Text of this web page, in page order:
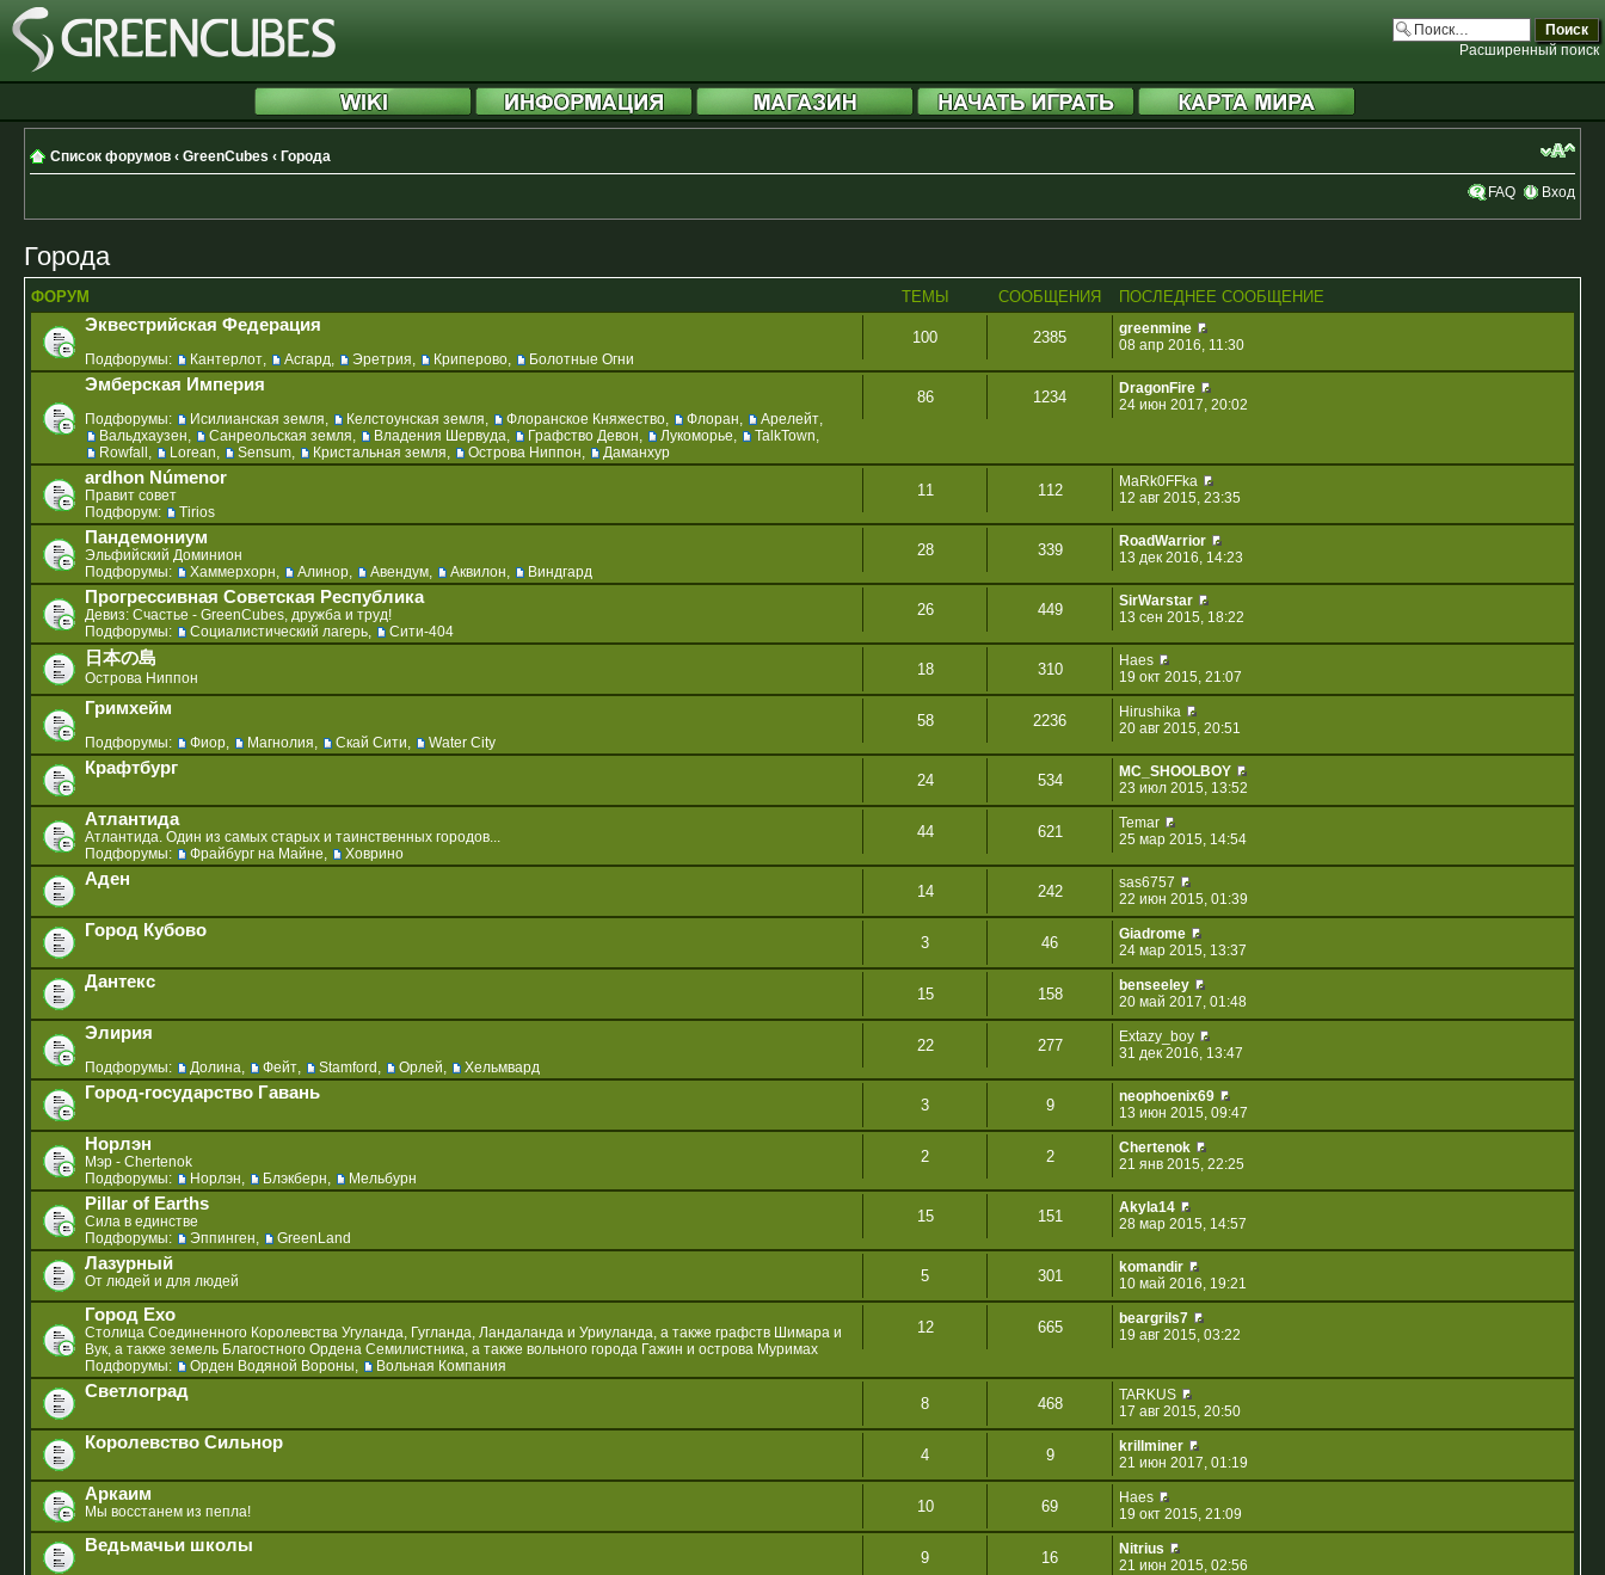
Расширенный поиск
Список форумов ‹ GreenCubes ‹ Города
FAQ Вход
Города
ФОРУМ ТЕМЫ СООБЩЕНИЯ ПОСЛЕДНЕЕ СООБЩЕНИЕ
Эквестрийская Федерация
Подфорумы: Кантерлот, Асгард, Эретрия, Криперово, Болотные Огни
100 2385
greenmine
08 апр 2016, 11:30
Эмберская Империя
Подфорумы: Исилианская земля, Келстоунская земля, Флоранское Княжество, Флоран, Арелейт,
Вальдхаузен, Санреольская земля, Владения Шервуда, Графство Девон, Лукоморье, TalkTown,
Rowfall , Lorean, Sensum, Кристальная земля, Острова Ниппон, Даманхур
86 1234
DragonFire
24 июн 2017, 20:02
ardhon Númenor
Правит совет
Подфорум:
Tirios
11 112
MaRk0FFka
12 авг 2015, 23:35
Пандемониум
Эльфийский Доминион
Подфорумы:
Хаммерхорн, Алинор, Авендум, Аквилон, Виндгард
28 339
RoadWarrior
13 дек 2016, 14:23
Прогрессивная Советская Республика
Девиз: Счастье - GreenCubes, дружба и труд!
Подфорумы:
Социалистический лагерь, Сити-404
26 449
SirWarstar
13 сен 2015, 18:22
日本の島
Острова Ниппон 18 310
Haes
19 окт 2015, 21:07
Гримхейм
Подфорумы: Фиор, Магнолия, Скай Сити, Water City
58 2236
Hirushika
20 авг 2015, 20:51
Крафтбург
24 534
MC_SHOOLBOY
23 июл 2015, 13:52
Атлантида
Атлантида. Один из самых старых и таинственных городов...
Подфорумы:
Фрайбург на Майне, Ховрино
44 621
Temar
25 мар 2015, 14:54
Аден
14 242
sas6757
22 июн 2015, 01:39
Город Кубово
3 46
Giadrome
24 мар 2015, 13:37
Дантекс
15 158
benseeley
20 май 2017, 01:48
Элирия
Подфорумы: Долина, Фейт, Stamford , Орлей, Хельмвард
22 277
Extazy_boy
31 дек 2016, 13:47
Город-государство Гавань
3 9
neophoenix69
13 июн 2015, 09:47
Норлэн
Мэр - Chertenok
Подфорумы:
Норлэн, Блэкберн, Мельбурн
2 2
Chertenok
21 янв 2015, 22:25
Pillar of Earths
Сила в единстве
Подфорумы:
Эппинген, GreenLand
15 151
Akyla14
28 мар 2015, 14:57
Лазурный
От людей и для людей 5 301
komandir
10 май 2016, 19:21
Город Ехо
Столица Соединенного Королевства Угуланда, Гугланда, Ландаланда и Уриуланда, а также графств Шимара и
Вук, а также земель Благостного Ордена Семилистника, а также вольного города Гажин и острова Муримах
Подфорумы:
Орден Водяной Вороны, Вольная Компания
12 665
beargrils7
19 авг 2015, 03:22
Светлоград
8 468
TARKUS
17 авг 2015, 20:50
Королевство Сильнор
4 9
krillminer
21 июн 2017, 01:19
Аркаим
Мы восстанем из пепла! 10 69
Haes
19 окт 2015, 21:09
Ведьмачьи школы
9 16
Nitrius
21 июн 2015, 02:56